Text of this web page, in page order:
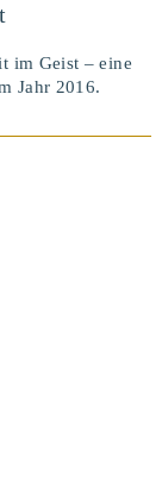
im Geist – eine
Jahr 2016.